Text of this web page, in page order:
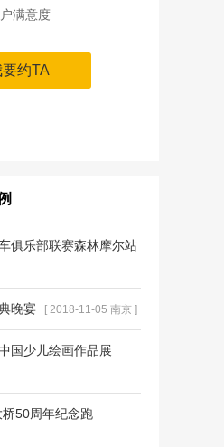
满意度
约TA
俱乐部联赛森林摩尔站
晚宴 [ 2018-11-05 南京 ]
国少儿绘画作品展
50周年纪念跑